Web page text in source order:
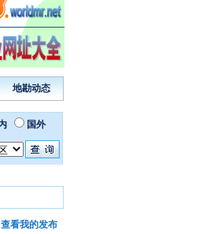
地勘动态
查看我的发布